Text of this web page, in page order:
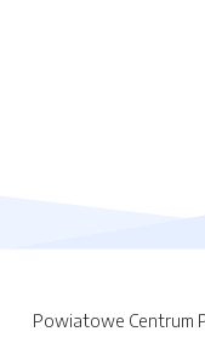
Powiatowe Centrum